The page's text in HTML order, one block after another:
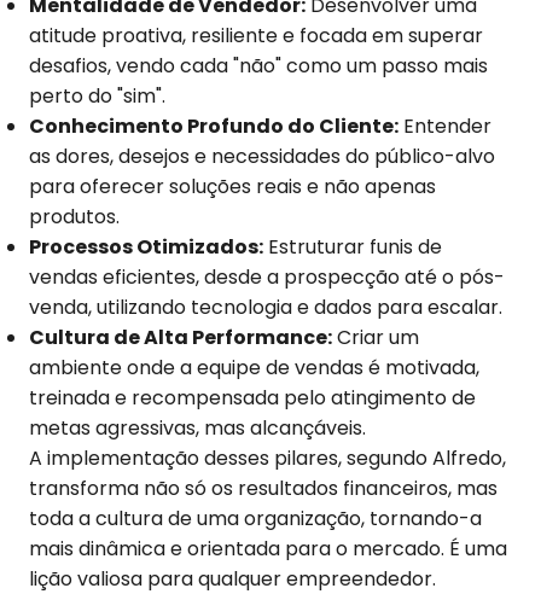
atitude proativa, resiliente e focada em superar
desafios, vendo cada "não" como um passo mais
perto do "sim".
Conhecimento Profundo do Cliente: Entender
as dores, desejos e necessidades do público-alvo
para oferecer soluções reais e não apenas
produtos.
Processos Otimizados: Estruturar funis de
vendas eficientes, desde a prospecção até o pós-
venda, utilizando tecnologia e dados para escalar.
Cultura de Alta Performance:Criar um
ambiente onde a equipe de vendas é motivada,
treinada e recompensada pelo atingimento de
metas agressivas, mas alcançáveis.
A implementação desses pilares, segundo Alfredo,
transforma não só os resultados financeiros, mas
toda a cultura de uma organização, tornando-a
mais dinâmica e orientada para o mercado. É uma
lição valiosa para qualquer empreendedor.